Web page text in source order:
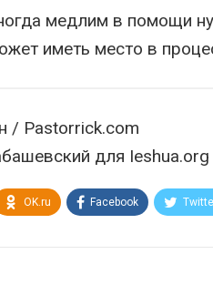
медлим в помощи
иметь место в
/ Pastorrick.com
для Ieshua.org
OK.ru Facebook